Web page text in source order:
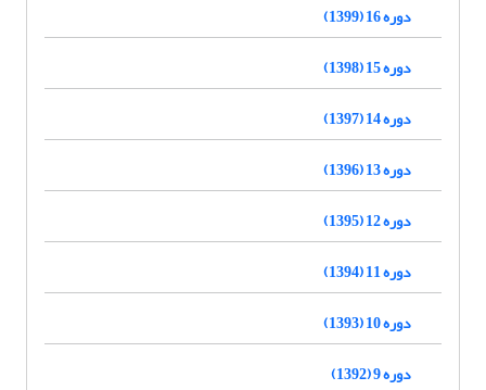
دوره 16 (1399)
دوره 15 (1398)
دوره 14 (1397)
دوره 13 (1396)
دوره 12 (1395)
دوره 11 (1394)
دوره 10 (1393)
دوره 9 (1392)